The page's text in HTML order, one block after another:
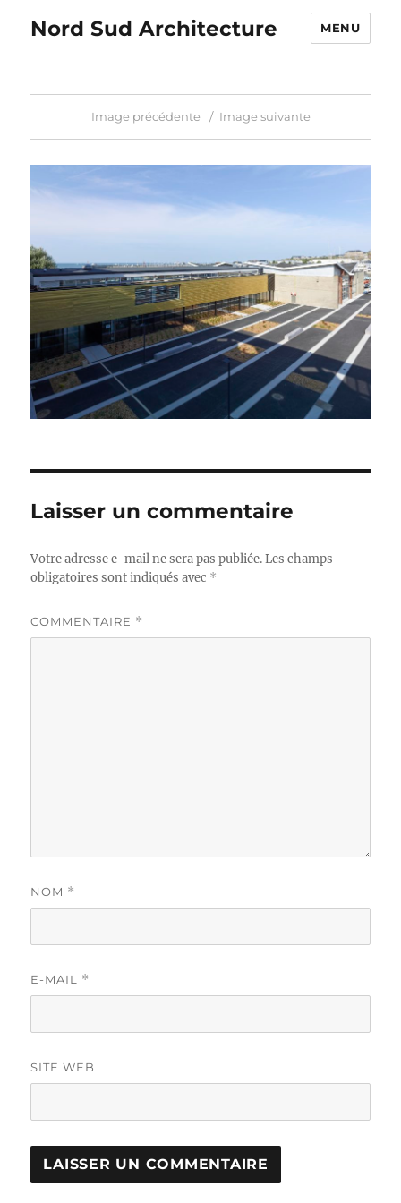
Nord Sud Architecture MENU
Image précédente Image suivante
Laisser un commentaire
Votre adresse e-mail ne sera pas publiée. Les champs
obligatoires sont indiqués avec *
COMMENTAIRE *
NOM *
E-MAIL *
SITE WEB